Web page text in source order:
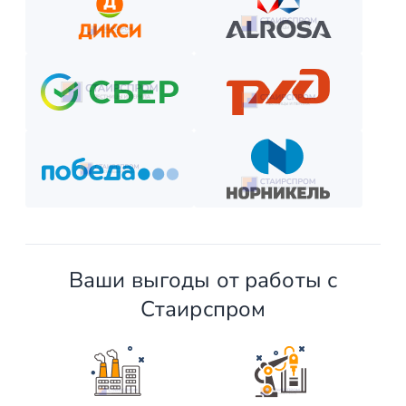
Внесите предоплату (если требуется).
Отслеживайте этапы производства и монтажа.
и наслаждайтесь новой конструкцией!
Ваши выгоды от работы с
Стаирспром